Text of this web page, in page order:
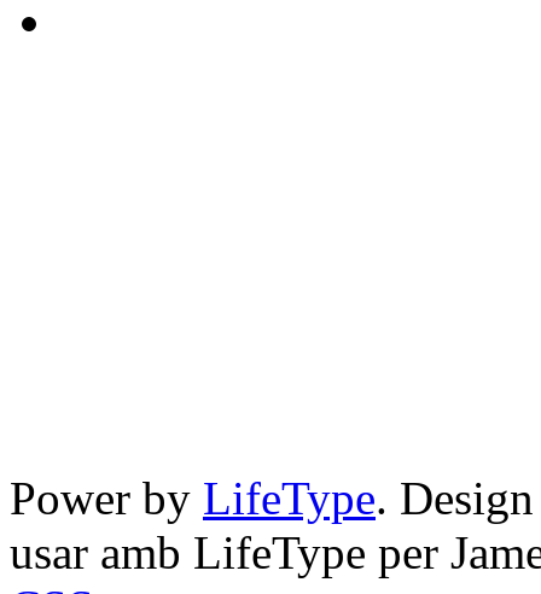
Power by LifeType.
usar amb LifeType per